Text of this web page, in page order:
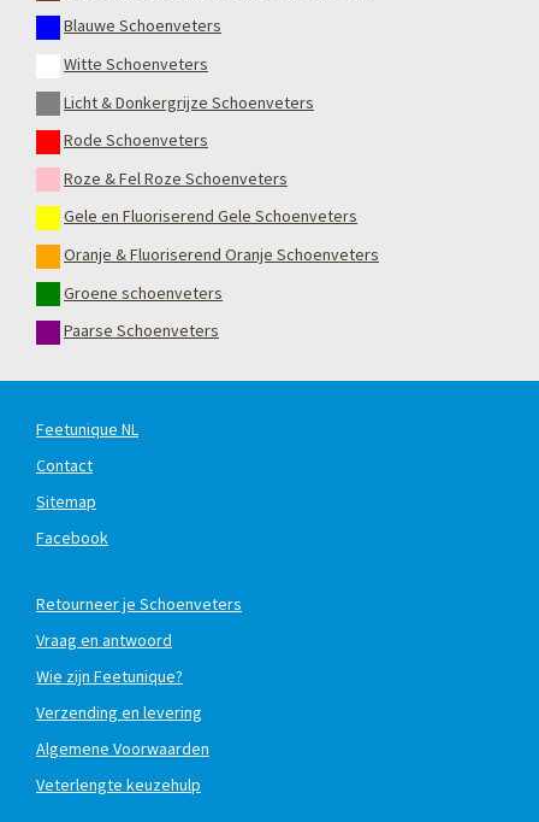
Blauwe Schoenveters
Witte Schoenveters
Licht & Donkergrijze Schoenveters
Rode Schoenveters
Roze & Fel Roze Schoenveters
Gele en Fluoriserend Gele Schoenveters
Oranje & Fluoriserend Oranje Schoenveters
Groene schoenveters
Paarse Schoenveters
Feetunique NL
Contact
Sitemap
Facebook
Retourneer je Schoenveters
Vraag en antwoord
Wie zijn Feetunique?
Verzending en levering
Algemene Voorwaarden
Veterlengte keuzehulp